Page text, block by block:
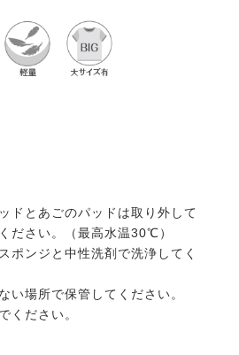
ドとあごのパッドは取り外して
ださい。（最高水温30℃）
ポンジと中性洗剤で洗浄してく
い場所で保管してください。
ください。